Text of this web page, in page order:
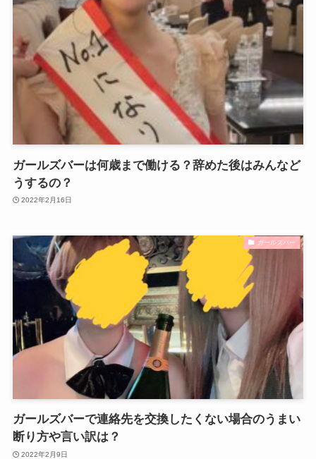
ガールズバーは何歳まで働ける？辞めた後はみんなど
うするの？
2022年2月16日
ガールズバー
ガールズバーで連絡先を交換したくない場合のうまい
断り方や言い訳は？
2022年2月9日